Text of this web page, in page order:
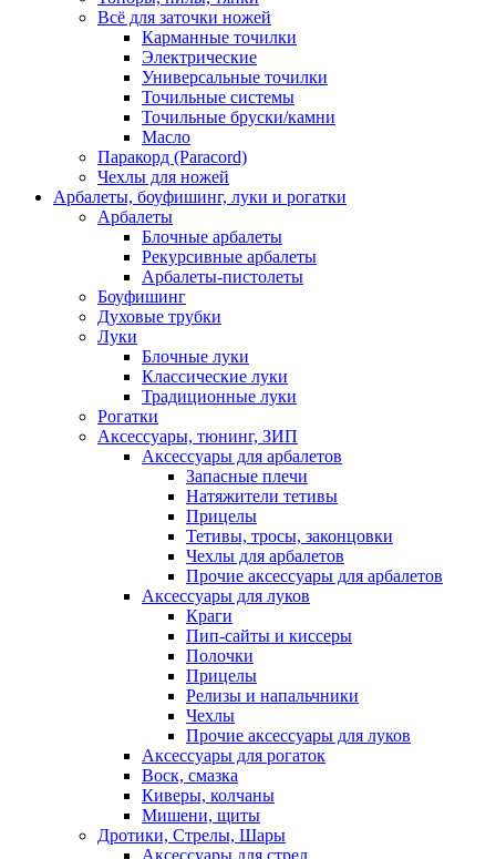
Всё для заточки ножей
Карманные точилки
Электрические
Универсальные точилки
Точильные системы
Точильные бруски/камни
Масло
Паракорд (Paracord)
Чехлы для ножей
Арбалеты, боуфишинг, луки и рогатки
Арбалеты
Блочные арбалеты
Рекурсивные арбалеты
Арбалеты-пистолеты
Боуфишинг
Духовые трубки
Луки
Блочные луки
Классические луки
Традиционные луки
Рогатки
Аксессуары, тюнинг, ЗИП
Аксессуары для арбалетов
Запасные плечи
Натяжители тетивы
Прицелы
Тетивы, тросы, законцовки
Чехлы для арбалетов
Прочие аксессуары для арбалетов
Аксессуары для луков
Краги
Пип-сайты и киссеры
Полочки
Прицелы
Релизы и напальчники
Чехлы
Прочие аксессуары для луков
Аксессуары для рогаток
Воск, смазка
Киверы, колчаны
Мишени, щиты
Дротики, Стрелы, Шары
Аксессуары для стрел